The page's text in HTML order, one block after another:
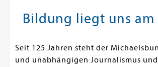
Bildung liegt uns am
Seit 125 Jahren steht der
und unabhängigen Journalismus